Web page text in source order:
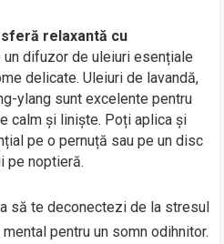
relaxantă cu
difuzor de uleiuri esențiale
delicate. Uleiuri de lavandă,
ylang sunt excelente pentru
calm și liniște. Poți aplica și
pe o pernuță sau pe un disc
pe noptieră.
să te deconectezi de la stresul
pentru un somn odihnitor.